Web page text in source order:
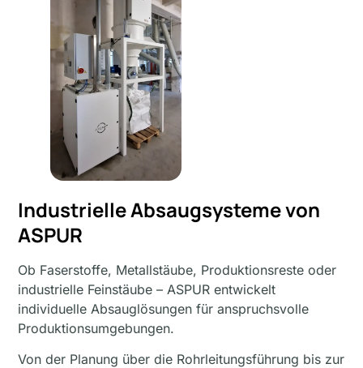
Industrielle Absaugsysteme von
ASPUR
Ob Faserstoffe, Metallstäube, Produktionsreste oder
industrielle Feinstäube – ASPUR entwickelt
individuelle Absauglösungen für anspruchsvolle
Produktionsumgebungen.
Von der Planung über die Rohrleitungsführung bis zur